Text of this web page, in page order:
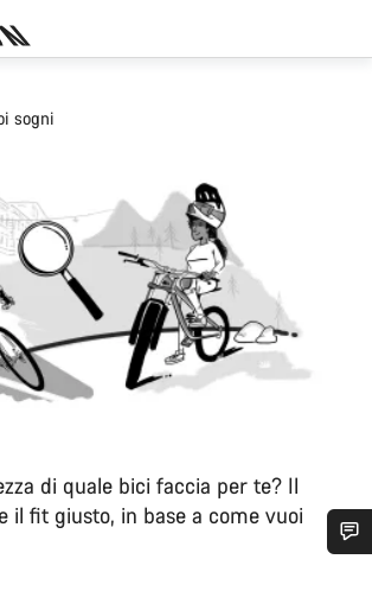
sogni
di quale bici faccia per te? Il
il fit giusto, in base a come vuoi